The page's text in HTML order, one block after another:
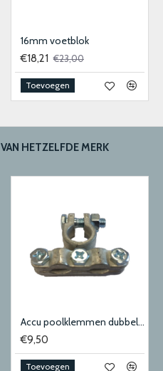
16mm voetblok
€18,21 €23,00
Toevoegen
VAN HETZELFDE MERK
Accu poolklemmen dubbel + 50-70mm2
€9,50
Toevoegen